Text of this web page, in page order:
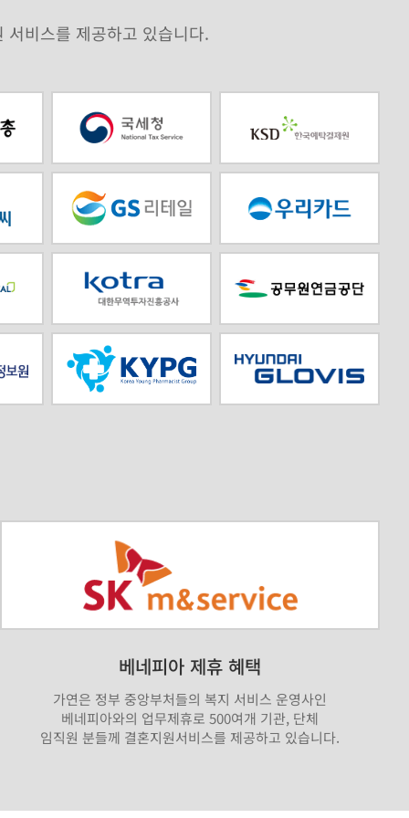
비스를 제공하고 있습니다.
베네피아 제휴 혜택
가연은 정부 중앙부처들의 복지 서비스 운영사인
베네피아와의 업무제휴로 500여개 기관, 단체
임직원 분들께 결혼지원서비스를 제공하고 있습니다.